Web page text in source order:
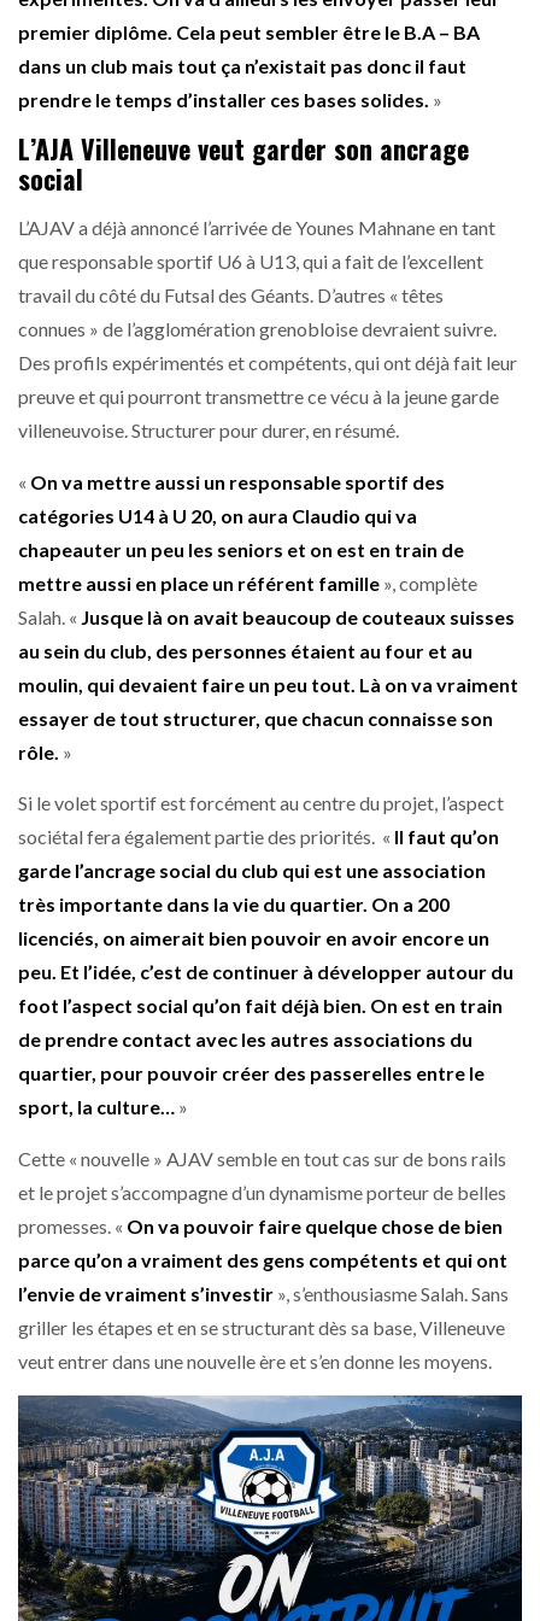
premier diplôme. Cela peut sembler être le B.A – BA
dans un club mais tout ça n’existait pas donc il faut
prendre le temps d’installer ces bases solides. »
L’AJA Villeneuve veut garder son ancrage
social
L’AJAV a déjà annoncé l’arrivée de Younes Mahnane en tant
que responsable sportif U6 à U13, qui a fait de l’excellent
travail du côté du Futsal des Géants. D’autres « têtes
connues » de l’agglomération grenobloise devraient suivre.
Des profils expérimentés et compétents, qui ont déjà fait leur
preuve et qui pourront transmettre ce vécu à la jeune garde
villeneuvoise. Structurer pour durer, en résumé.
« On va mettre aussi un responsable sportif des
catégories U14 à U 20, on aura Claudio qui va
chapeauter un peu les seniors et on est en train de
mettre aussi en place un référent famille », complète
Salah. « Jusque là on avait beaucoup de couteaux suisses
au sein du club, des personnes étaient au four et au
moulin, qui devaient faire un peu tout. Là on va vraiment
essayer de tout structurer, que chacun connaisse son
rôle. »
Si le volet sportif est forcément au centre du projet, l’aspect
sociétal fera également partie des priorités. « Il faut qu’on
garde l’ancrage social du club qui est une association
très importante dans la vie du quartier. On a 200
licenciés, on aimerait bien pouvoir en avoir encore un
peu. Et l’idée, c’est de continuer à développer autour du
foot l’aspect social qu’on fait déjà bien. On est en train
de prendre contact avec les autres associations du
quartier, pour pouvoir créer des passerelles entre le
sport, la culture… »
Cette « nouvelle » AJAV semble en tout cas sur de bons rails
et le projet s’accompagne d’un dynamisme porteur de belles
promesses. « On va pouvoir faire quelque chose de bien
parce qu’on a vraiment des gens compétents et qui ont
l’envie de vraiment s’investir », s’enthousiasme Salah. Sans
griller les étapes et en se structurant dès sa base, Villeneuve
veut entrer dans une nouvelle ère et s’en donne les moyens.